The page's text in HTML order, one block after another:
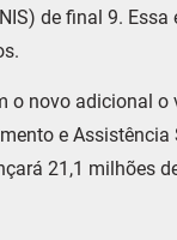
de final 9.
o novo adicional
e
21,1 milhões